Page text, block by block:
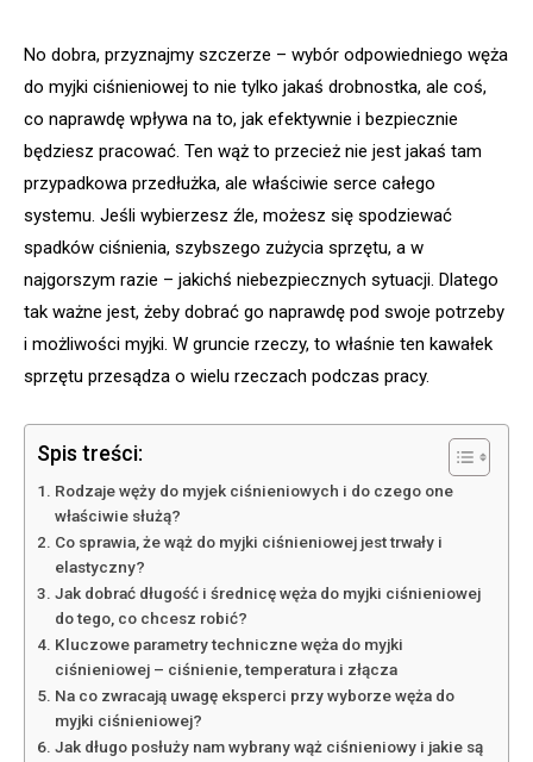
No dobra, przyznajmy szczerze – wybór odpowiedniego węża
do myjki ciśnieniowej to nie tylko jakaś drobnostka, ale coś,
co naprawdę wpływa na to, jak efektywnie i bezpiecznie
będziesz pracować. Ten wąż to przecież nie jest jakaś tam
przypadkowa przedłużka, ale właściwie serce całego
systemu. Jeśli wybierzesz źle, możesz się spodziewać
spadków ciśnienia, szybszego zużycia sprzętu, a w
najgorszym razie – jakichś niebezpiecznych sytuacji. Dlatego
tak ważne jest, żeby dobrać go naprawdę pod swoje potrzeby
i możliwości myjki. W gruncie rzeczy, to właśnie ten kawałek
sprzętu przesądza o wielu rzeczach podczas pracy.
Spis treści:
Rodzaje węży do myjek ciśnieniowych i do czego one
właściwie służą?
Co sprawia, że wąż do myjki ciśnieniowej jest trwały i
elastyczny?
Jak dobrać długość i średnicę węża do myjki ciśnieniowej
do tego, co chcesz robić?
Kluczowe parametry techniczne węża do myjki
ciśnieniowej – ciśnienie, temperatura i złącza
Na co zwracają uwagę eksperci przy wyborze węża do
myjki ciśnieniowej?
Jak długo posłuży nam wybrany wąż ciśnieniowy i jakie są